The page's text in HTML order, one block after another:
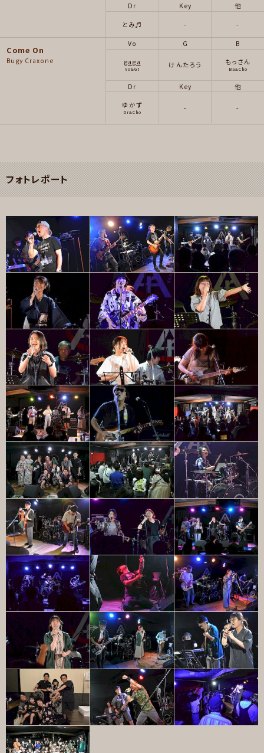
Dr
とみ♬
Key
-
他
-
Come On
Bugy Craxone
Vo
gaga
Vo&Gt
G
けんたろう
B
もっさん
Ba&Cho
Dr
ゆかず
Dr&Cho
Key
-
他
-
フォトレポート